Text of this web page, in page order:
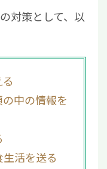
対策として、以
中の情報を
活を送る